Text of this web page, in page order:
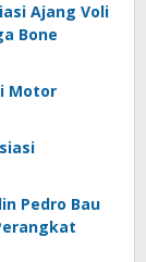
Ajang Voli
Bone
Motor
Pedro Bau